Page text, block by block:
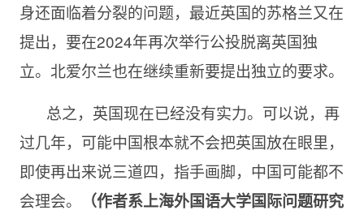
身还面临着分裂的问题，最近英国的苏格兰又在
提出，要在2024年再次举行公投脱离英国独
立。北爱尔兰也在继续重新要提出独立的要求。
总之，英国现在已经没有实力。可以说，再
过几年，可能中国根本就不会把英国放在眼里，
即使再出来说三道四，指手画脚，中国可能都不
会理会。
（作者系上海外国语大学国际问题研究